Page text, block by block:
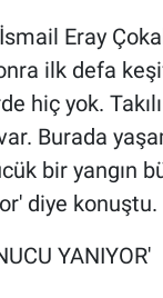
Eray
ilk defa
hiç yok.
Burada
bir yangın
diye konuştu.
YANIYOR'